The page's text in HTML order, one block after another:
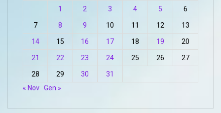
1 2 3 4 5 6
7 8 9 10 11 12 13
14 15 16 17 18 19 20
21 22 23 24 25 26 27
28 29 30
31
« Nov Gen »